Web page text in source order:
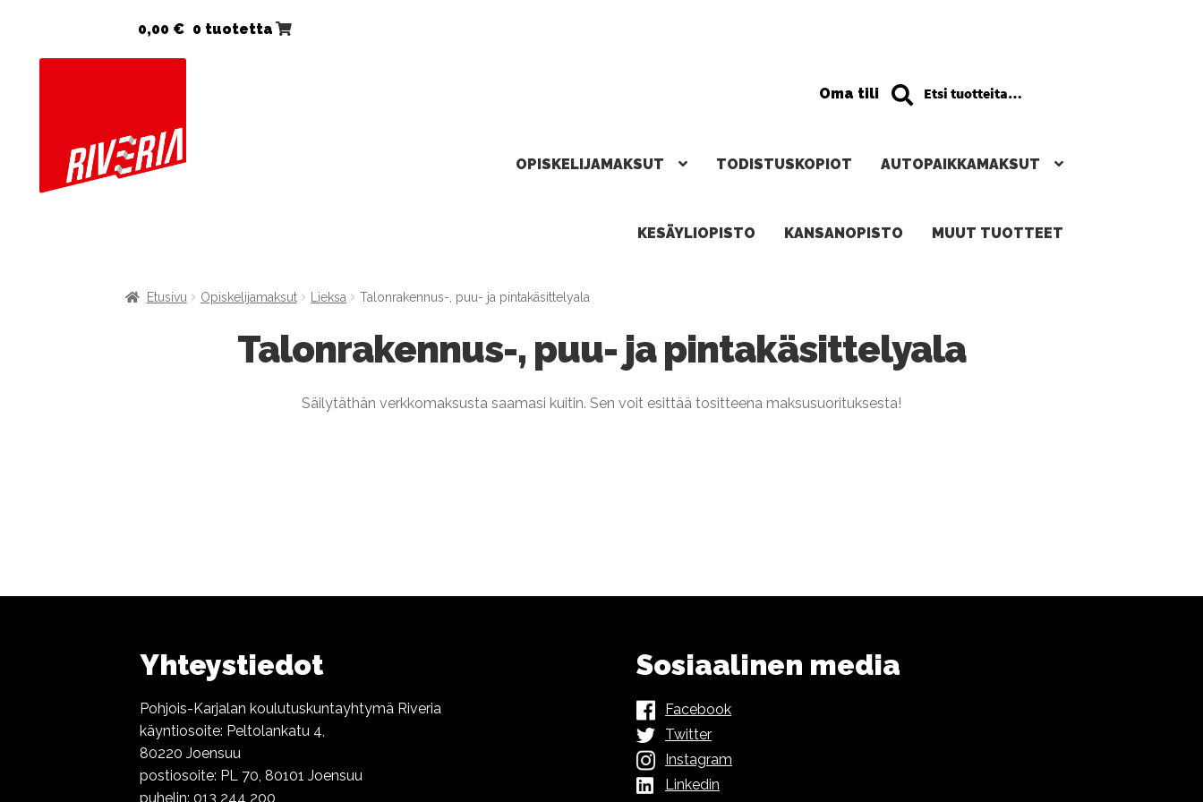
0,00 € 0 tuotetta
Oma tili
Etsi:
Haku
OPISKELIJAMAKSUT TODISTUSKOPIOT AUTOPAIKKAMAKSUT
KESÄYLIOPISTO KANSANOPISTO MUUT TUOTTEET
Etusivu Opiskelijamaksut Lieksa Talonrakennus-, puu- ja pintakäsittelyala
Talonrakennus-, puu- ja pintakäsittelyala
Säilytäthän verkkomaksusta saamasi kuitin. Sen voit esittää tositteena maksusuorituksesta!
Yhteystiedot
Pohjois-Karjalan koulutuskuntayhtymä Riveria
käyntiosoite: Peltolankatu 4,
80220 Joensuu
postiosoite: PL 70, 80101 Joensuu
puhelin:013 244 200
Sosiaalinen media
Facebook
Twitter
Instagram
Linkedin